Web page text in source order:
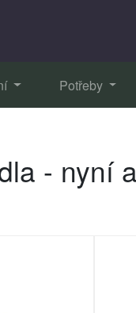
Potřeby
- nyní